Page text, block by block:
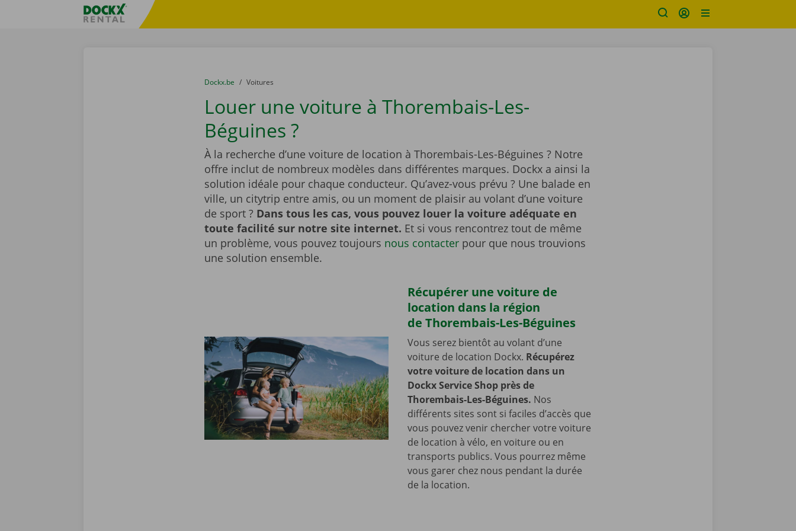
sitename
You are here:
du
Dockx.be to
Voitures
Louer une voiture à Thorembais-Les-
Béguines ?
À la recherche d’une voiture de location à Thorembais-Les-Béguines ? Notre
offre inclut de nombreux modèles dans différentes marques. Dockx a ainsi la
solution idéale pour chaque conducteur. Qu’avez-vous prévu ? Une balade en
ville, un citytrip entre amis, ou un moment de plaisir au volant d’une voiture
de sport ? Dans tous les cas, vous pouvez louer la voiture adéquate en
toute facilité sur notre site internet. Et si vous rencontrez tout de même
un problème, vous pouvez toujours nous contacterpour que nous trouvions
une solution ensemble.
Récupérer une voiture de
location dans la région
de Thorembais-Les-Béguines
Vous serez bientôt au volant d’une
voiture de location Dockx. Récupérez
votre voiture de location dans un
Dockx Service Shop près de
Thorembais-Les-Béguines. Nos
différents sites sont si faciles d’accès que
vous pouvez venir chercher votre voiture
de location à vélo, en voiture ou en
transports publics. Vous pourrez même
vous garer chez nous pendant la durée
de la location.